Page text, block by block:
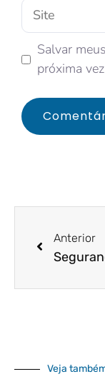
Salvar
próxima
Anterior
Veja